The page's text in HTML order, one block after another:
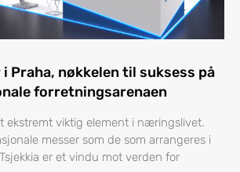
Praha, nøkkelen til suksess på
forretningsarenaen
ekstremt viktig element i næringslivet.
messer som de som arrangeres i
er et vindu mot verden for